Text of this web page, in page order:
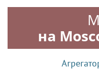
на